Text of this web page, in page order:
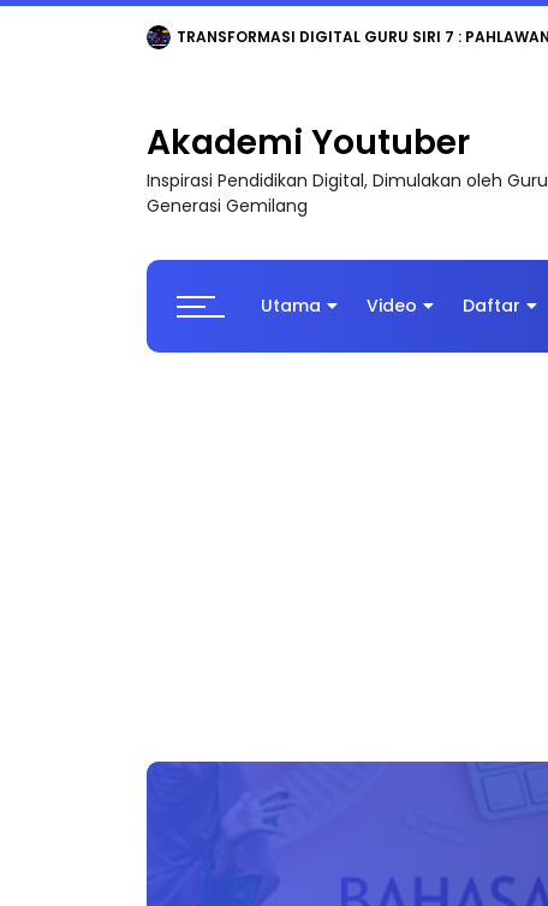
TRANSFORMASI DIGITAL GURU SIRI 7 :
Akademi Youtuber
Inspirasi Pendidikan Digital, Dimulakan oleh
Generasi Gemilang
Utama Video Daftar